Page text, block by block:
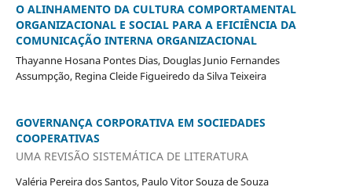
O ALINHAMENTO DA CULTURA COMPORTAMENTAL
ORGANIZACIONAL E SOCIAL PARA A EFICIÊNCIA DA
COMUNICAÇÃO INTERNA ORGANIZACIONAL
Thayanne Hosana Pontes Dias, Douglas Junio Fernandes
Assumpção, Regina Cleide Figueiredo da Silva Teixeira
GOVERNANÇA CORPORATIVA EM SOCIEDADES
COOPERATIVAS
UMA REVISÃO SISTEMÁTICA DE LITERATURA
Valéria Pereira dos Santos, Paulo Vitor Souza de Souza